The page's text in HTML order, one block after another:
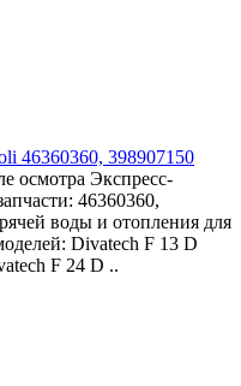
46360360, 398907150
осмотра Экспресс-
46360360,
воды и отопления для
Divatech F 13 D
F 24 D ..